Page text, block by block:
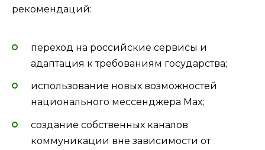
рекомендаций:
переход на российские сервисы и
адаптация к требованиям государства;
использование новых возможностей
национального мессенджера Max;
создание собственных каналов
коммуникации вне зависимости от